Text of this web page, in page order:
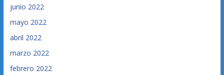
junio 2022
mayo 2022
abril 2022
marzo 2022
febrero 2022